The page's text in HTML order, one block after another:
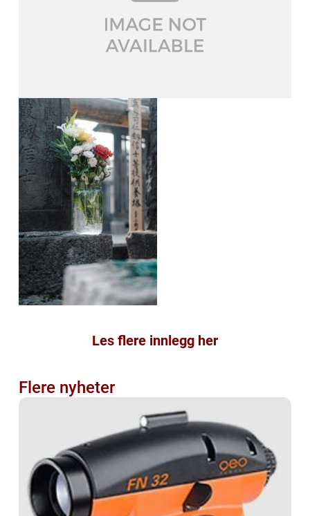
Les flere innlegg her
Flere nyheter